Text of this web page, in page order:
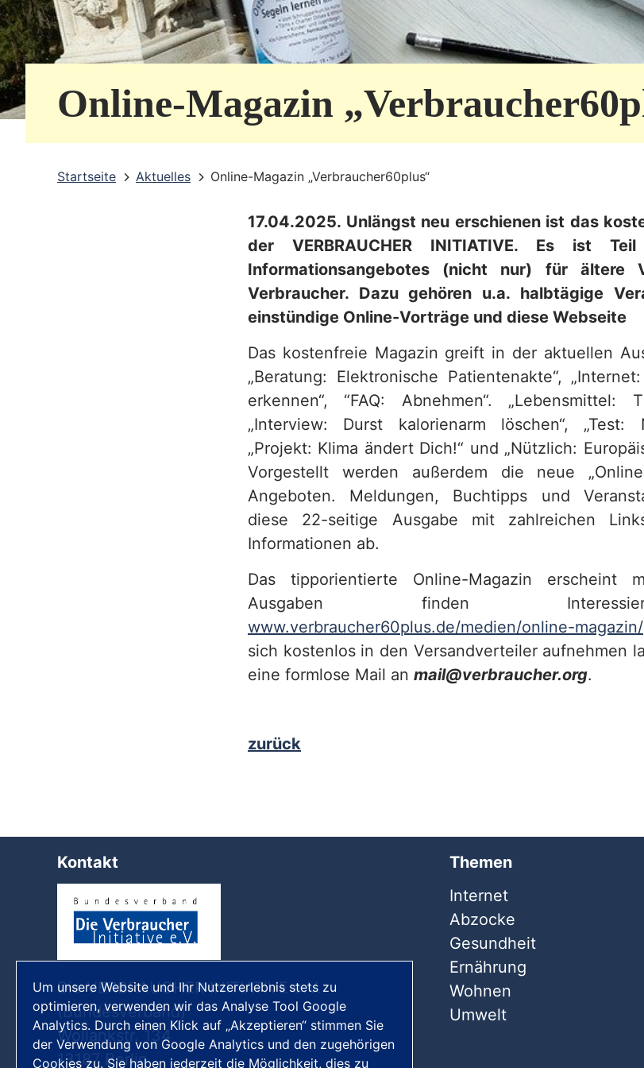
Online-Magazin
Startseite Aktuelles Online-Magazin „Verbraucher60plus“
17.04.2025. Unlängst neu erschienen ist das
der VERBRAUCHER INITIATIVE. Es ist
Informationsangebotes (nicht nur) für ältere
Verbraucher. Dazu gehören u.a. halbtägige
einstündige Online-Vorträge und diese Webseite
Das kostenfreie Magazin greift in der aktuellen
„Beratung: Elektronische Patientenakte“,
erkennen“, “FAQ: Abnehmen“. „Lebensmittel:
„Interview: Durst kalorienarm löschen“, „Test:
„Projekt: Klima ändert Dich!“ und „Nützlich:
Vorgestellt werden außerdem die neue
Angeboten. Meldungen, Buchtipps und
diese 22-seitige Ausgabe mit zahlreichen
Informationen ab.
Das tipporientierte Online-Magazin erscheint
Ausgaben finden
www.verbraucher60plus.de/medien/online-magazin/
sich kostenlos in den Versandverteiler aufnehmen
eine formlose Mail an mail@verbraucher.org.
zurück
e
r
v
i
Kontakt
Die VERBRAUCHER INITIATIVE e.V.
(Bundesverband)
Wollankstr. 134
13187 Berlin
Themen
Internet
Abzocke
Gesundheit
Ernährung
Wohnen
Umwelt
Um unsere Website und Ihr Nutzererlebnis stets zu
optimieren, verwenden wir das Analyse Tool Google
Analytics. Durch einen Klick auf „Akzeptieren“ stimmen Sie
der Verwendung von Google Analytics und den zugehörigen
Cookies zu. Sie haben jederzeit die Möglichkeit, dies zu